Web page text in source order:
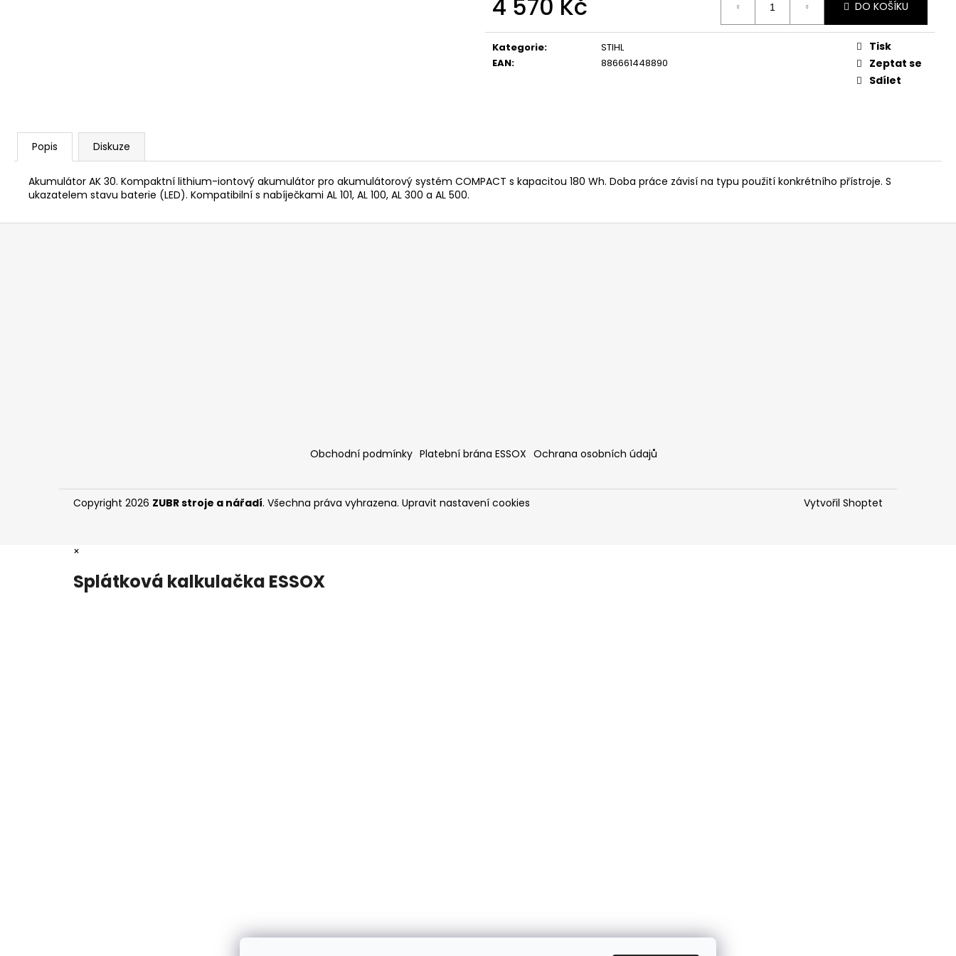
4 570 Kč
cena:
DO KOŠÍKU
Kategorie:
STIHL
EAN: 886661448890
Tisk
Zeptat se
Sdílet
Popis Diskuze
Akumulátor AK 30. Kompaktní lithium-iontový akumulátor pro akumulátorový systém COMPACT s kapacitou 180 Wh. Doba práce závisí na typu použití konkrétního přístroje. S
ukazatelem stavu baterie (LED). Kompatibilní s nabíječkami AL 101, AL 100, AL 300 a AL 500.
104 990 Kč
Z
Obchodní podmínky Platební brána ESSOX Ochrana osobních údajů
Vytvořil Shoptet
Copyright 2026 ZUBR stroje a nářadí. Všechna práva vyhrazena. Upravit nastavení cookies
×
Splátková kalkulačka ESSOX